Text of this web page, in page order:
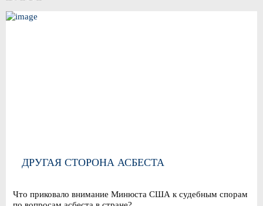
ДРУГАЯ СТОРОНА АСБЕСТА
Что приковало внимание Минюста США к судебным спорам